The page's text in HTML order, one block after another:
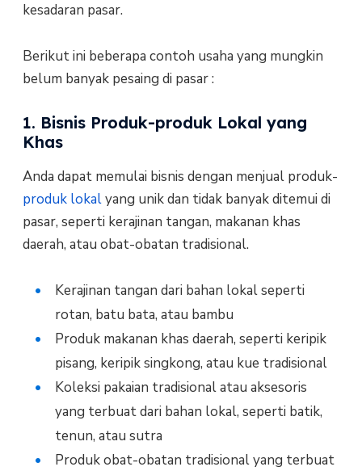
kesadaran pasar.
Berikut ini beberapa contoh usaha yang mungkin
belum banyak pesaing di pasar :
1. Bisnis Produk-produk Lokal yang
Khas
Anda dapat memulai bisnis dengan menjual produk-
produk lokalyang unik dan tidak banyak ditemui di
pasar, seperti kerajinan tangan, makanan khas
daerah, atau obat-obatan tradisional.
Kerajinan tangan dari bahan lokal seperti
rotan, batu bata, atau bambu
Produk makanan khas daerah, seperti keripik
pisang, keripik singkong, atau kue tradisional
Koleksi pakaian tradisional atau aksesoris
yang terbuat dari bahan lokal, seperti batik,
tenun, atau sutra
Produk obat-obatan tradisional yang terbuat